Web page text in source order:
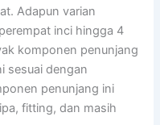
Adapun varian
inci hingga 4
komponen penunjang
sesuai dengan
penunjang ini
fitting, dan masih